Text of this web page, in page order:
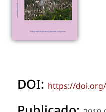
DOI: https://doi.org/